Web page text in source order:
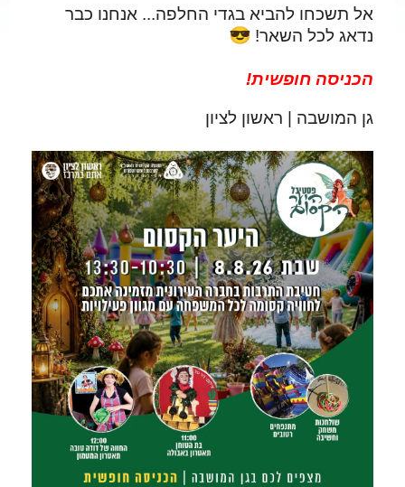
אל תשכחו להביא בגדי החלפה... אנחנו כבר
נדאג לכל השאר!
הכניסה חופשית!
גן המושבה | ראשון לציון